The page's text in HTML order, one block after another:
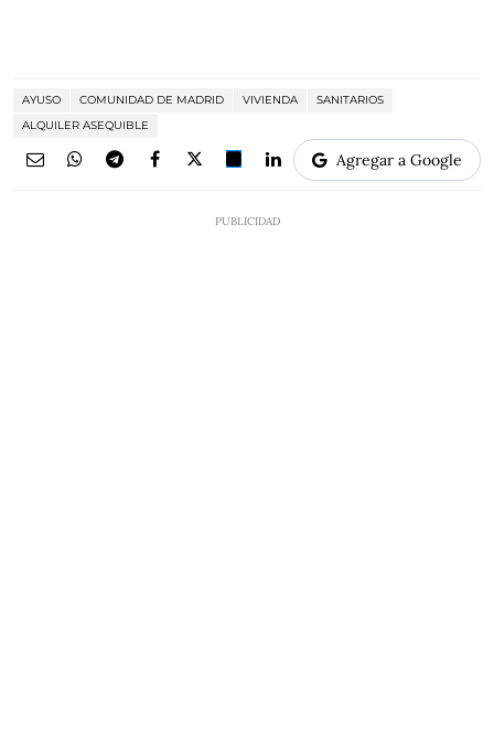
AYUSO COMUNIDAD DE MADRID VIVIENDA
SANITARIOS
ALQUILER ASEQUIBLE
Agregar a Google